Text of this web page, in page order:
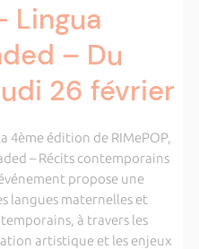
Lingua
– Du
26 février
4ème édition de RIMePOP,
– Récits contemporains
propose une
langues maternelles et
à travers les
artistique et les enjeux